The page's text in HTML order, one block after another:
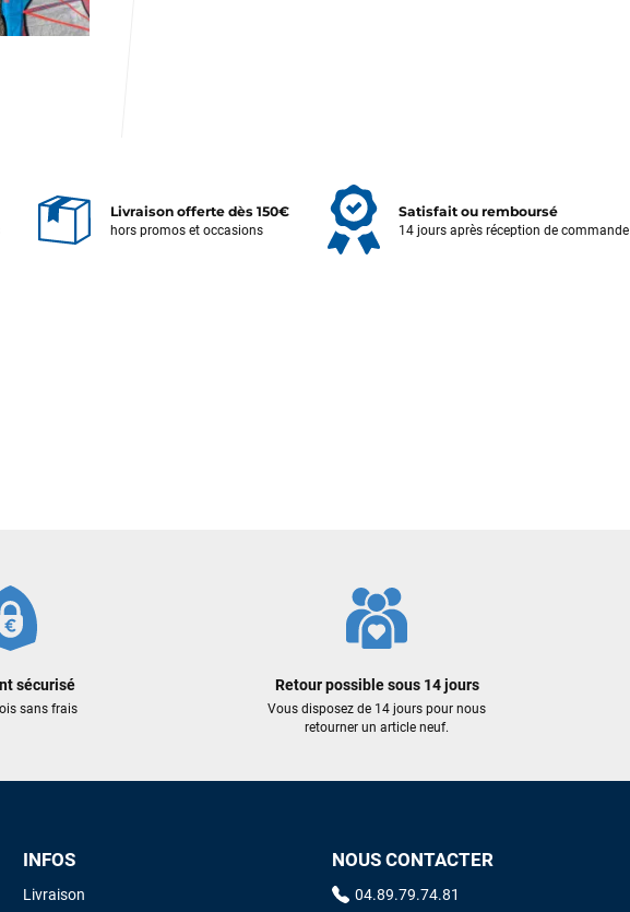
Livraison offerte dès 150€
hors promos et occasions
Satisfait ou remboursé
14 jours après réception de commande
sécurisé
sans frais
Retour possible sous 14 jours
Vous disposez de 14 jours pour nous
retourner un article neuf.
INFOS
Livraison
NOUS CONTACTER
04.89.79.74.81
BACHELIER
6 mois que je galérais à remplacer ma board eux m'ont
une pépite à laquelle je n'aurais jamais pensé ! Excellent conseil
prix et en plus super sympas. Merci encore pour cette severne
La voile est arrivée en super état. Mauruuru roa.